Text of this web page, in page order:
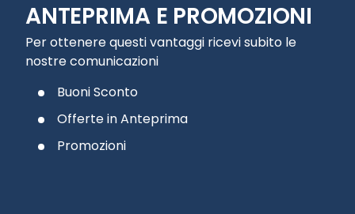
ANTEPRIMA E PROMOZIONI
Per ottenere questi vantaggi ricevi subito le
nostre comunicazioni
Buoni Sconto
Offerte in Anteprima
Promozioni